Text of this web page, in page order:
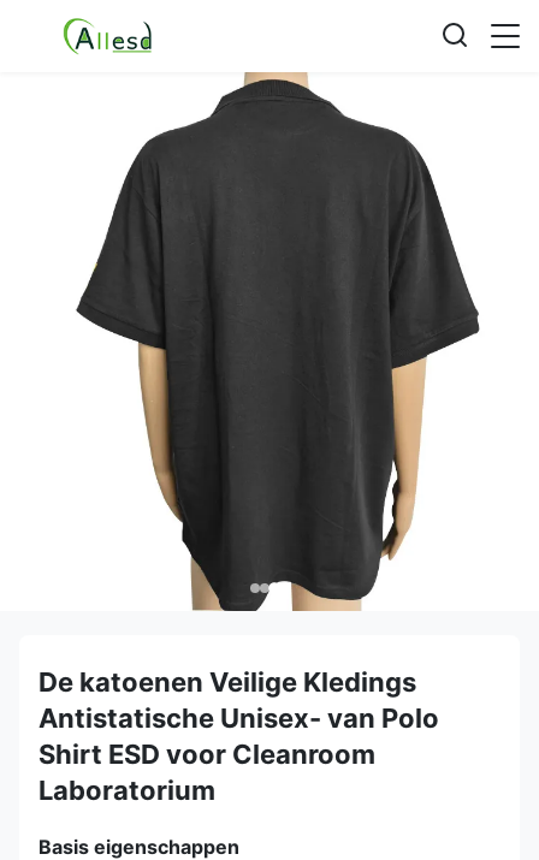
De katoenen Veilige Kledings
Antistatische Unisex- van Polo
Shirt ESD voor Cleanroom
Laboratorium
Basis eigenschappen